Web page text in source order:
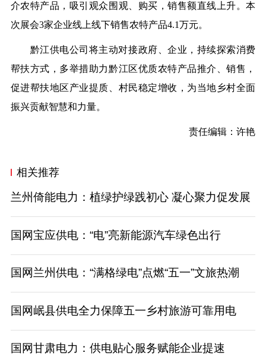
介农特产品， 吸引观众围观、购买，销售额直线上升。本
次展会3家企业线上线下销售农特产品4.1万元。
黔江供电公司将主动对接政府、企业， 持续探索消费
帮扶方式，多举措助力黔江区优质农特产品推介、销售 ，
促进帮扶地区产业提质、 村民稳定增收，为当地乡村全面
振兴贡献智慧和力量。
责任编辑：许艳
相关推荐
兰州倚能电力：植绿护绿践初心 凝心聚力促发展
国网宝应供电：“电”亮新能源汽车绿色出行
国网兰州供电：“满格绿电”点燃“五一”文旅热潮
国网岷县供电全力保障五一乡村旅游可靠用电
国网甘肃电力：供电贴心服务赋能企业提速